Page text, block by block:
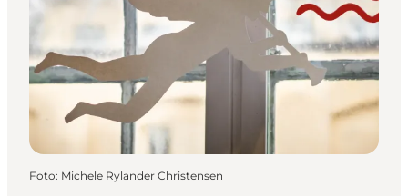
Foto: Michele Rylander Christensen